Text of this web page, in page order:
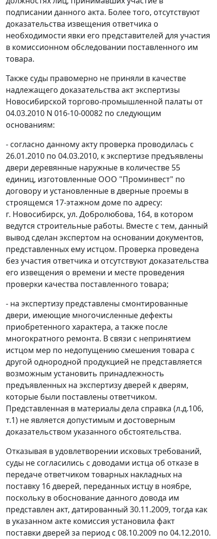
подписании данного акта. Более того, отсутствуют
доказательства извещения ответчика о
необходимости явки его представителей для участия
в комиссионном обследовании поставленного им
товара.
Также суды правомерно не приняли в качестве
надлежащего доказательства акт экспертизы
Новосибирской торгово-промышленной палаты от
04.03.2010 N 016-10-00082 по следующим
основаниям:
- согласно данному акту проверка проводилась с
26.01.2010 по 04.03.2010, к экспертизе предъявлены
двери деревянные наружные в количестве 55
единиц, изготовленные ООО "Проминвест" по
договору и установленные в дверные проемы в
строящемся 17-этажном доме по адресу:
г. Новосибирск, ул. Добролюбова, 164, в котором
ведутся строительные работы. Вместе с тем, данный
вывод сделан экспертом на основании документов,
представленных ему истцом. Проверка проведена
без участия ответчика и отсутствуют доказательства
его извещения о времени и месте проведения
проверки качества поставленного товара;
- на экспертизу представлены смонтированные
двери, имеющие многочисленные дефекты
приобретенного характера, а также после
многократного ремонта. В связи с непринятием
истцом мер по недопущению смешения товара с
другой однородной продукцией не представляется
возможным установить принадлежность
предъявленных на экспертизу дверей к дверям,
которые были поставлены ответчиком.
Представленная в материалы дела справка (л.д.106,
т.1) не является допустимым и достоверным
доказательством указанного обстоятельства.
Отказывая в удовлетворении исковых требований,
суды не согласились с доводами истца об отказе в
передаче ответчиком товарных накладных на
поставку 16 дверей, переданных истцу в ноябре,
поскольку в обоснование данного довода им
представлен акт, датированный 30.11.2009, тогда как
в указанном акте комиссия установила факт
поставки дверей за период с 08.10.2009 по 04.12.2010.